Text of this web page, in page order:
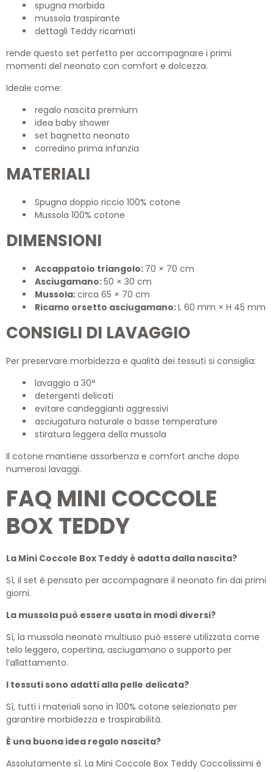
spugna morbida
mussola traspirante
dettagli Teddy ricamati
rende questo set perfetto per accompagnare i primi
momenti del neonato con comfort e dolcezza.
Ideale come:
regalo nascita premium
idea baby shower
set bagnetto neonato
corredino prima infanzia
MATERIALI
Spugna doppio riccio 100% cotone
Mussola 100% cotone
DIMENSIONI
Accappatoio triangolo: 70 × 70 cm
Asciugamano:50 × 30 cm
Mussola:circa 65 × 70 cm
Ricamo orsetto asciugamano:L 60 mm × H 45 mm
CONSIGLI DI LAVAGGIO
Per preservare morbidezza e qualità dei tessuti si consiglia:
lavaggio a 30°
detergenti delicati
evitare candeggianti aggressivi
asciugatura naturale o basse temperature
stiratura leggera della mussola
Il cotone mantiene assorbenza e comfort anche dopo
numerosi lavaggi.
FAQ MINI COCCOLE
BOX TEDDY
La Mini Coccole Box Teddy è adatta dalla nascita?
Sì, il set è pensato per accompagnare il neonato fin dai primi
giorni.
La mussola può essere usata in modi diversi?
Sì, la mussola neonato multiuso può essere utilizzata come
telo leggero, copertina, asciugamano o supporto per
l’allattamento.
I tessuti sono adatti alla pelle delicata?
Sì, tutti i materiali sono in 100% cotone selezionato per
garantire morbidezza e traspirabilità.
È una buona idea regalo nascita?
Assolutamente sì. La Mini Coccole Box Teddy Coccolissimi è